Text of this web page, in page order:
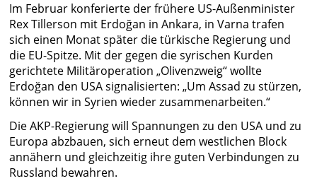
Im Februar konferierte der frühere US-Außenminister
Rex Tillerson mit Erdoğan in Ankara, in Varna trafen
sich einen Monat später die türkische Regierung und
die EU-Spitze. Mit der gegen die syrischen Kurden
gerichtete Militäroperation „Olivenzweig“ wollte
Erdoğan den USA signalisierten: „Um Assad zu stürzen,
können wir in Syrien wieder zusammenarbeiten.“
Die AKP-Regierung will Spannungen zu den USA und zu
Europa abzbauen, sich erneut dem westlichen Block
annähern und gleichzeitig ihre guten Verbindungen zu
Russland bewahren.